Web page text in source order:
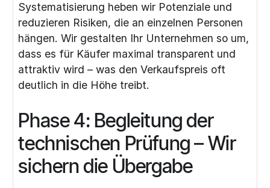
Systematisierung heben wir Potenziale und
reduzieren Risiken, die an einzelnen Personen
hängen. Wir gestalten Ihr Unternehmen so um,
dass es für Käufer maximal transparent und
attraktiv wird – was den Verkaufspreis oft
deutlich in die Höhe treibt.
Phase 4: Begleitung der
technischen Prüfung – Wir
sichern die Übergabe